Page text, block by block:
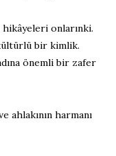
hikâyeleri onlarınki.
bir kimlik.
önemli bir zafer
ahlakının harmanı